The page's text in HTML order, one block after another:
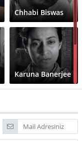
Chhabi Biswas
Karuna Banerjee
Satyajit Ray